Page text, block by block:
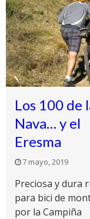
Los 100 de
Nava… y el
Eresma
7 mayo, 2019
Preciosa y dura
para bici de
por la Campiña